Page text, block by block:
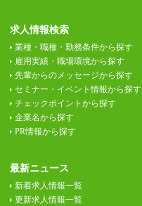
求人情報検索
業種・職種・勤務条件から探す
雇用実績・職場環境から探す
先輩からのメッセージから探す
セミナー・イベント情報から探す
チェックポイントから探す
企業名から探す
PR情報から探す
最新ニュース
新着求人情報一覧
更新求人情報一覧